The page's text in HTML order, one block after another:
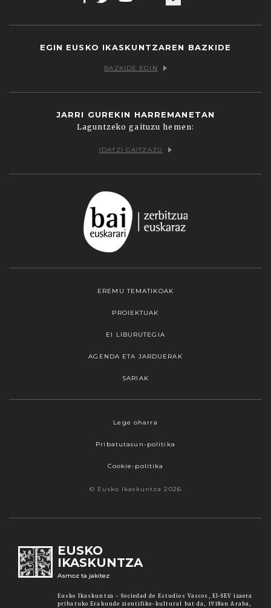
EGIN EUSKO IKASKUNTZAREN BAZKIDE
BAZKIDE EGIN
JARRI GUREKIN HARREMANETAN
Laguntzeko gaituzu hemen:
IDATZI GAITZAZU
EREMU TEMATIKOAK
PROIEKTUAK
EI LIBURUTEGIA
AGENDA ETA JARDUERAK
SARIAK
Lege oharra
Pribatutasun-politika
Cookie-politika
© Eusko Ikaskuntza 2026
EUSKO
IKASKUNTZA
Asmoz ta jakitez
Eusko Ikaskuntza - Sociedad de Estudios Vascos, EI-SEV izaera
pribatuko Erakunde zientifiko-kultural bat da, 1918an Araba,
Webgune honek cookieak erabiltzen ditu,
nabigatzeko nahiago duzun cookie aukera.
Guztiz desaktibatzea ere hauta dezakezu.
"konfigurazioa" aukeran. "Onartzen dut" botoia
cookie politika onartzen duzula adierazten ari
gehiago lortzeko.
Onartu